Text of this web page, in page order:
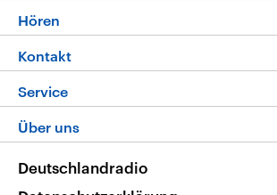
Programm
Die Nachrichten
Nachrichtenleicht
Neue Beiträge auf dlf.de
Hören
Livestream
Podcasts
Deutschlandfunk App
Nachrichten App
Kontakt
Hörerservice
Service
FAQ
Veranstaltungen
Über uns
Deutschlandradio